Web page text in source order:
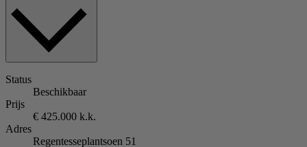
Status
Beschikbaar
Prijs
€ 425.000 k.k.
Adres
Regentesseplantsoen 51